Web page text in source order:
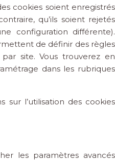
cookies soient enregistrés
qu’ils soient rejetés
configuration différente).
de définir des règles
site. Vous trouverez en
dans les rubriques
sur l’utilisation des cookies
les paramètres avancés